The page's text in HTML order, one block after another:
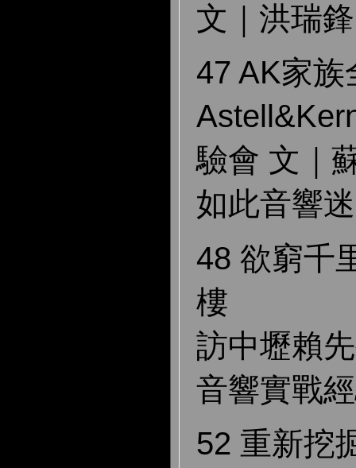
文｜洪瑞鋒
47 AK家族
驗會 文｜
如此音響
48 欲窮千
樓
訪中壢賴
音響實戰
52 重新挖